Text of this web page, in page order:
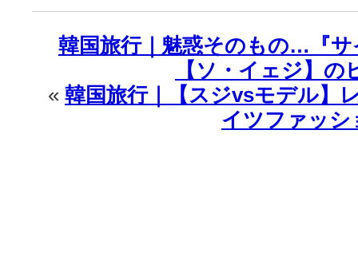
韓国旅行｜魅惑そのもの…『
【ソ・イェジ】
« 韓国旅行｜【スジvsモデル】
イツファッ